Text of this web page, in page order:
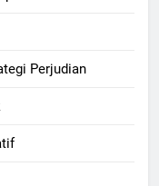
Perjudian